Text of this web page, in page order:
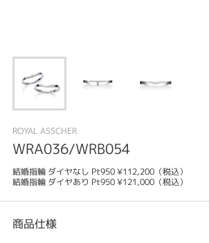
ROYAL ASSCHER
WRA036/WRB054
結婚指輪 ダイヤなし Pt950 ¥112,200（税込）
結婚指輪 ダイヤあり Pt950 ¥121,000（税込）
商品仕様